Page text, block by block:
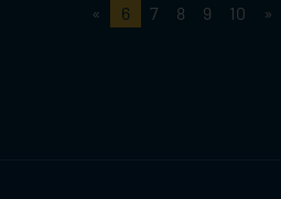
«
6 7 8 9 10 »